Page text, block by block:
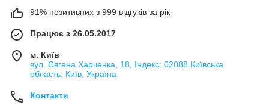
91% позитивних з 999 відгуків за рік
Працює з 26.05.2017
м. Київ
вул. Євгена Харченка, 18, Індекс: 02088 Київська
область, Київ, Україна
Контакти